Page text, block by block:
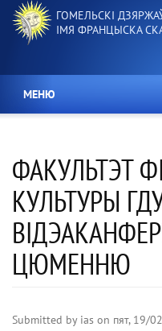
Перайсці
асноўнага
ГОМЕЛЬСКІ
ІМЯ ФРАНЦЫСКА
МЕНЮ
ФАКУЛЬТЭТ
КУЛЬТУРЫ
ЦЮМЕННЮ
Submitted by ias on пят, 19/